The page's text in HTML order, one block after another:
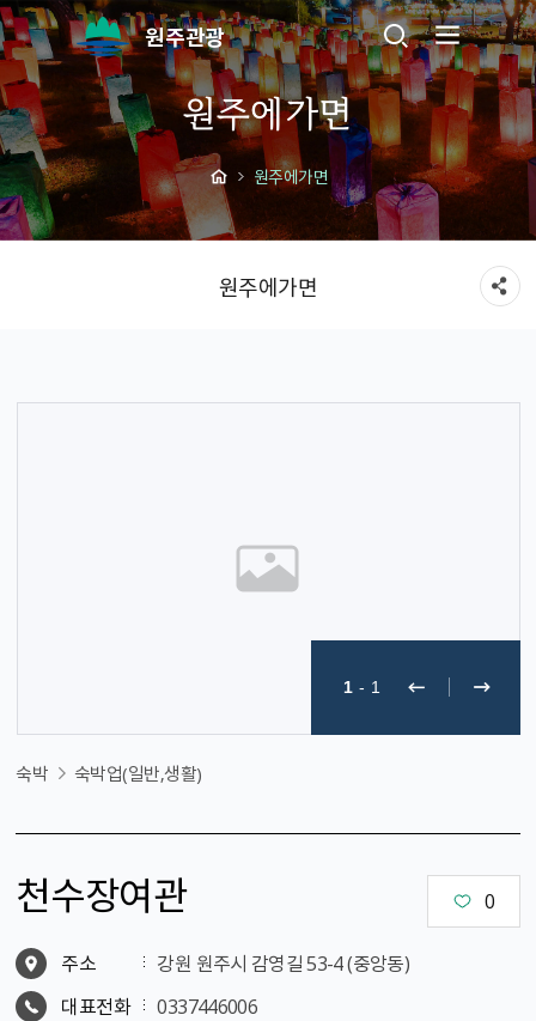
원주관광
원주에가면
원주에가면
원주에가면
1 - 1
숙박 숙박업(일반,생활)
천수장여관 0
주소
강원 원주시 감영길 53-4 (중앙동)
대표전화
0337446006